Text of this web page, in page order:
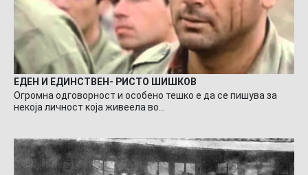
ЕДЕН И ЕДИНСТВЕН- РИСТО ШИШКОВ
Огромна одговорност и особено тешко е да се пишува за
некоја личност која живеела во…